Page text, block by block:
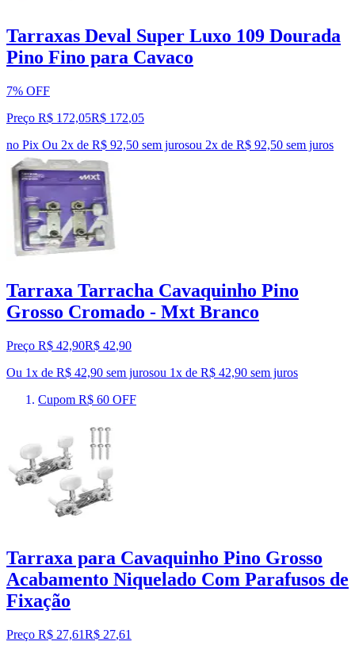
Tarraxas Deval Super Luxo 109 Dourada
Pino Fino para Cavaco
7% OFF
Preço R$ 172,05R$ 172,05
no Pix Ou 2x de R$ 92,50 sem jurosou 2x de R$ 92,50 sem juros
Tarraxa Tarracha Cavaquinho Pino
Grosso Cromado - Mxt Branco
Preço R$ 42,90R$ 42,90
Ou 1x de R$ 42,90 sem jurosou 1x de R$ 42,90 sem juros
Cupom R$ 60 OFF
Tarraxa para Cavaquinho Pino Grosso
Acabamento Niquelado Com Parafusos de
Fixação
Preço R$ 27,61R$ 27,61